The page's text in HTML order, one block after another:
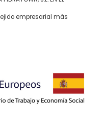
empresarial más